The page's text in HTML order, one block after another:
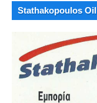
Stathakopoulos Oil